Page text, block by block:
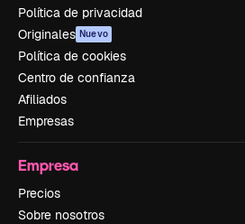
Política de privacidad
Originales Nuevo
Política de cookies
Centro de confianza
Afiliados
Empresas
Empresa
Precios
Sobre nosotros